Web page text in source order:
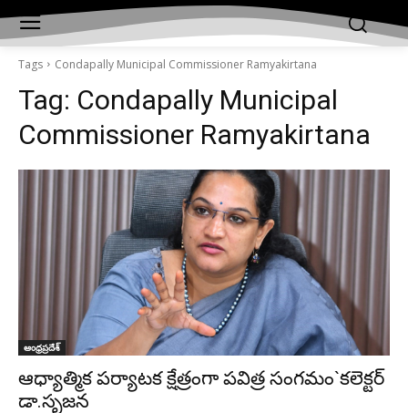
Tags Condapally Municipal Commissioner Ramyakirtana
Tag: Condapally Municipal
Commissioner Ramyakirtana
ఆంధ్రప్రదేశ్‌
ఆధ్యాత్మిక పర్యాటక క్షేత్రంగా పవిత్ర సంగమం`కలెక్టర్‌
డా.సృజన